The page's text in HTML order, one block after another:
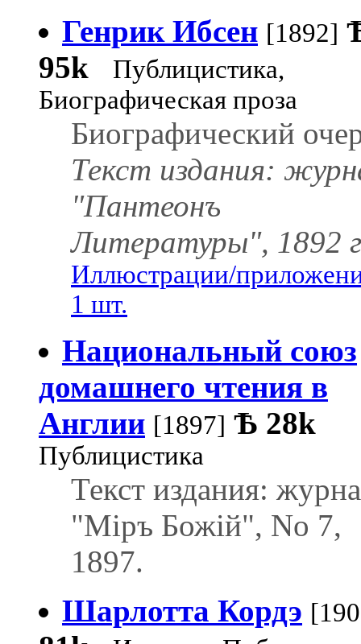
Генрик Ибсен [1892]
95k
Публицистика,
Биографическая проза
Биографический
Текст издания:
"Пантеонъ
Литературы", 1892
Иллюстрации/
1 шт.
Национальный союз
домашнего чтения в
Англии [1897] Ѣ 28k
Публицистика
Текст издания:
"Міръ Божій", No 7,
1897.
Шарлотта Кордэ